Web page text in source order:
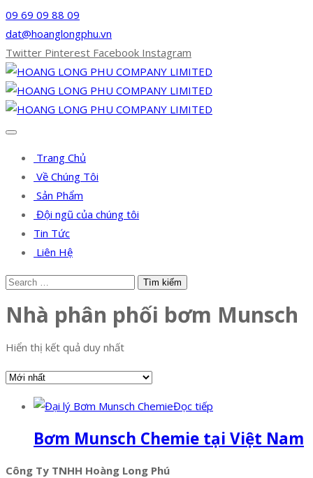
09 69 09 88 09
dat@hoanglongphu.vn
Twitter Pinterest Facebook Instagram
Trang Chủ
Về Chúng Tôi
Sản Phẩm
Đội ngũ của chúng tôi
Tin Tức
Liên Hệ
Nhà phân phối bơm Munsch
Hiển thị kết quả duy nhất
Đọc tiếp
Bơm Munsch Chemie tại Việt Nam
Công Ty TNHH Hoàng Long Phú